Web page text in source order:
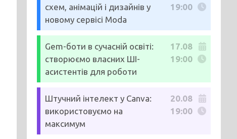
схем, анімацій і дизайнів у
новому сервісі Moda
19:00
Gem-боти в сучасній освіті:
створюємо власних ШІ-
асистентів для роботи
17.08
19:00
Штучний інтелект у Canva:
використовуємо на
максимум
20.08
19:00